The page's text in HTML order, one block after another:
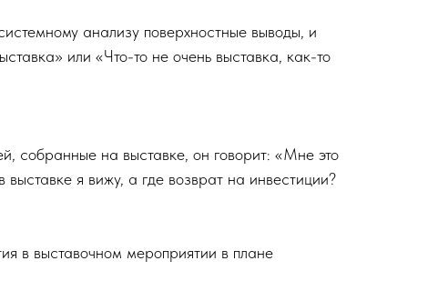
анализу поверхностные выводы, и
или «Что-то не очень выставка, как-то
собранные на выставке, он говорит: «Мне это
я вижу, а где возврат на инвестиции?
в выставочном мероприятии в плане